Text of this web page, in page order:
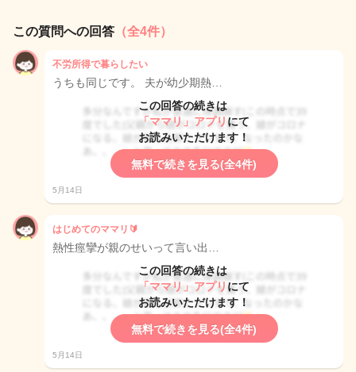
この質問への回答 （全4件）
不労所得で暮らしたい
うちも同じです。 夫が幼少期熱…
この回答の続きは
「ママリ」アプリ にて
お読みいただけます！
無料で続きを見る(全4件)
5月14日
はじめてのママリ🔰
熱性痙攣が親のせいって言い出…
この回答の続きは
「ママリ」アプリ にて
お読みいただけます！
無料で続きを見る(全4件)
5月14日